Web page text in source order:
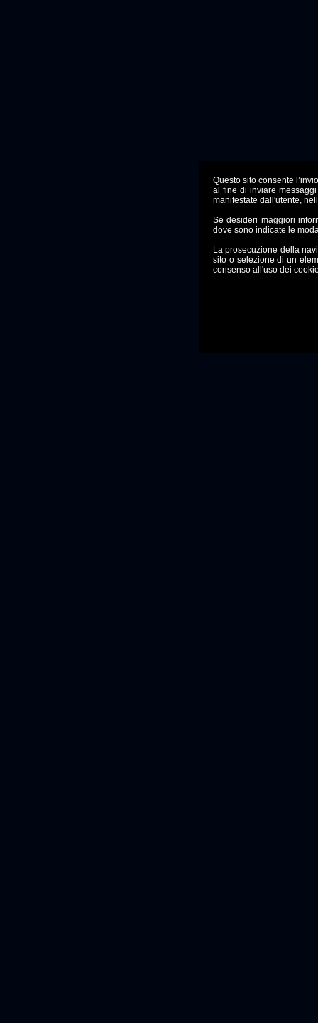
Questo sito consente
al fine di inviare
manifestate dall'utente,
Se desideri maggiori
dove sono indicate le
La prosecuzione della
sito o selezione di un
consenso all'uso dei